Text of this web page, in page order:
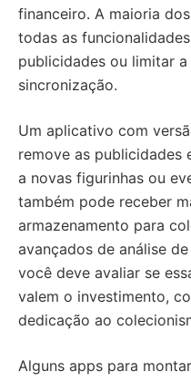
financeiro. A maioria
todas as
publicidades ou limitar
sincronização.
Um aplicativo com
remove as publicidades
a novas figurinhas ou
também pode receber
armazenamento para
avançados de análise
você deve avaliar se
valem o investimento,
dedicação ao
Alguns apps para